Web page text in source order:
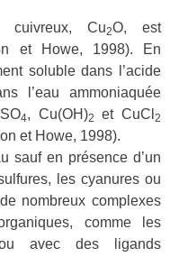
eau
cuivreux, Cu2O, est
et Howe, 1998). En
soluble dans l’acide
l’eau ammoniaquée
4, Cu(OH)2 et CuCl2
et Howe, 1998).
sauf en présence d’un
les cyanures ou
nombreux complexes
comme les
avec des ligands